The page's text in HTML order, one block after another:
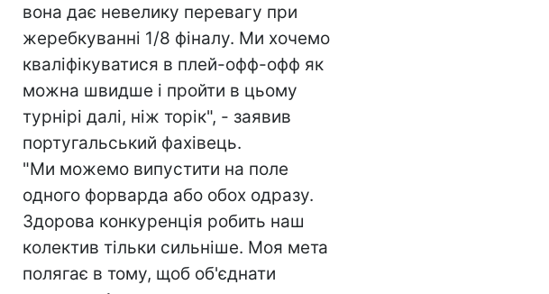
вона дає невелику перевагу при
жеребкуванні 1/8 фіналу. Ми хочемо
кваліфікуватися в плей-офф-офф як
можна швидше і пройти в цьому
турнірі далі, ніж торік", - заявив
португальський фахівець.
"Ми можемо випустити на поле
одного форварда або обох одразу.
Здорова конкуренція робить наш
колектив тільки сильніше. Моя мета
полягає в тому, щоб об'єднати